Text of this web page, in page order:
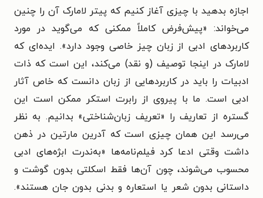
اجازه بدهید با چیزی آغاز کنیم که پیتر لامارک آن را چنین
می‌خواند: «پیش‌فرض کاملاً ممکنی که می‌گوید در مورد
کاربردهای ادبی از زبان چیز خاصی وجود دارد». ایده‌ای که
لامارک در اینجا توصیف (و نقد) می‌کند، این است که ذات
ادبیات را باید در کاربردهایی از زبان دانست که خاص آثار
ادبی است. ما با پیروی از رابرت استکر ممکن است این
گستره از تعاریف را «تعریف زبان‌شناختی» بدانیم. به نظر
می‌رسد این همان چیزی است که آدرین مارتین در ذهن
داشت وقتی ادعا کرد فیلم‌نامه‌ها «به‌ندرت ابژه‌های ادبی
محسوب می‌شوند، چون آن‌ها فقط اسکلتی بدون گوشت و
داستانی بدون شعر یا استعاره و بدنی بدون جان هستند».